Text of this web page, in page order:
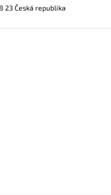
23 Česká republika